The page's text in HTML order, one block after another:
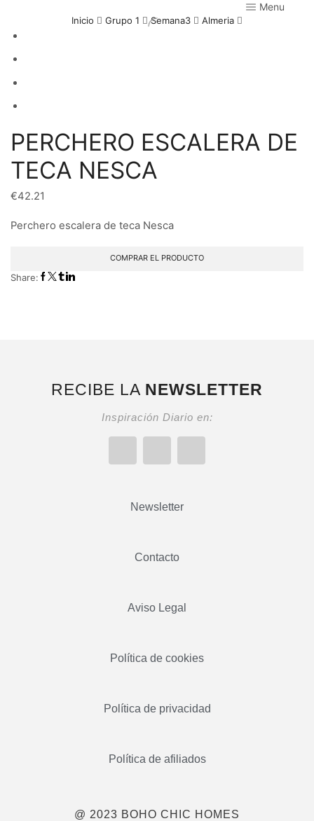
Menu
Inicio Grupo 1 Semana3 Almeria
PERCHERO ESCALERA DE
TECA NESCA
€42.21
Perchero escalera de teca Nesca
COMPRAR EL PRODUCTO
Share:
RECIBE LA NEWSLETTER
Inspiración Diario en:
Newsletter
Contacto
Aviso Legal
Política de cookies
Política de privacidad
Política de afiliados
@ 2023 BOHO CHIC HOMES